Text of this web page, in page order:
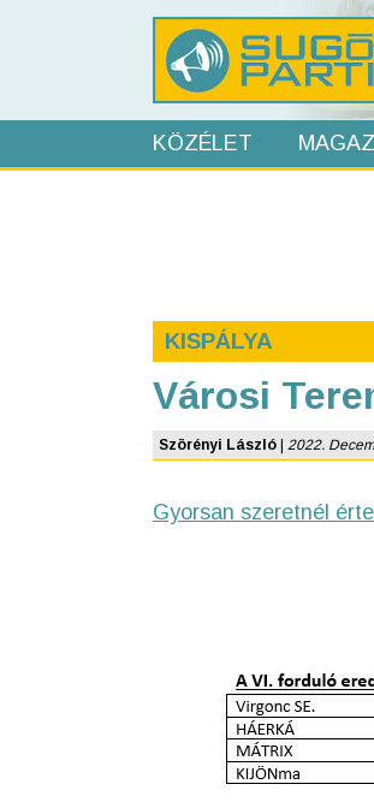
KÖZÉLET
KISPÁLYA
Városi
Szörényi László 2022.
Gyorsan szeretnél